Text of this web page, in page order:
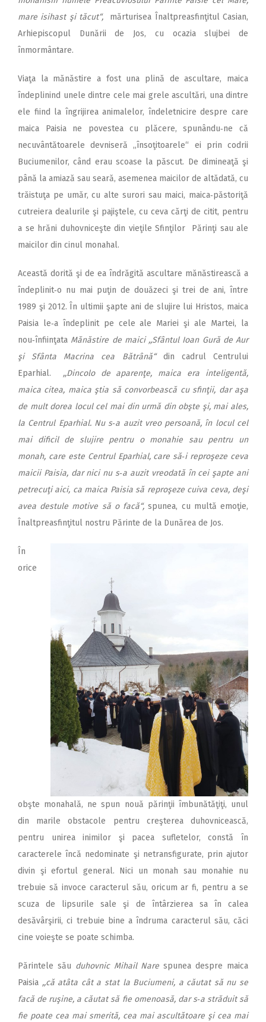
mare isihast şi tăcut“, mărturisea Înaltpreasfinţitul Ca­sian,
Arhi­episcopul Dunării de Jos, cu ocazia slujbei de
înmormântare.
Viaţa la mănăstire a fost una plină de ascultare, maica
îndeplinind unele dintre cele mai grele ascultări, una dintre
ele fiind la îngrijirea animalelor, îndeletnicire despre care
maica Paisia ne povestea cu plăcere, spunându‑ne că
necuvântătoarele devniseră ,,însoţitoarele“ ei prin codrii
Buciumenilor, când erau scoase la păscut. De dimineaţă şi
până la amiază sau seară, asemenea maicilor de altădată, cu
trăistuţa pe umăr, cu alte surori sau maici, maica‑păstoriţă
cutreiera dealurile şi pajiştele, cu ceva cărţi de citit, pentru
a se hrăni duhovniceşte din vieţile Sfinţilor Părinţi sau ale
maicilor din cinul monahal.
Această dorită şi de ea îndrăgită ascultare mănăstirească a
îndeplinit‑o nu mai puţin de douăzeci şi trei de ani, între
1989 şi 2012. În ultimii şapte ani de slujire lui Hristos, maica
Paisia le‑a îndeplinit pe cele ale Mariei şi ale Martei, la
nou‑înfiinţata Mănăstire de maici ,,Sfântul Ioan Gură de Aur
şi Sfânta Macrina cea Bătrână“ din cadrul Centrului
Eparhial. ,,Dincolo de aparenţe, maica era inteligentă,
maica citea, maica ştia să convorbească cu sfinţii, dar aşa
de mult dorea locul cel mai din urmă din obşte şi, mai ales,
la Centrul Eparhial. Nu s‑a auzit vreo persoană, în locul cel
mai dificil de slujire pentru o monahie sau pentru un
monah, care este Centrul Eparhial, care să‑i reproşeze ceva
maicii Paisia, dar nici nu s‑a auzit vreodată în cei şapte ani
petrecuţi aici, ca maica Paisia să reproşeze cuiva ceva, deşi
avea destule motive să o facă“,spunea, cu multă emoţie,
Înaltpreasfinţitul nostru Părinte de la Dunărea de Jos.
În
orice
obşte monahală, ne spun nouă părinţii îmbunătăţiţi, unul
din marile obstacole pentru creşterea duhovnicească,
pentru unirea inimilor şi pacea sufletelor, constă în
caracterele încă nedominate şi netransfigurate, prin ajutor
divin şi efortul general. Nici un monah sau monahie nu
trebuie să invoce caracterul său, oricum ar fi, pentru a se
scuza de lipsurile sale şi de întârzierea sa în calea
desăvârşirii, ci trebuie bine a îndruma caracterul său, căci
cine voieşte se poate schimba.
Părintele său duhovnic Mihail Nare spunea despre maica
Paisia ,,că atâta cât a stat la Buciumeni, a căutat să nu se
facă de ruşine, a căutat să fie omenoasă, dar s‑a străduit să
fie poate cea mai smerită, cea mai ascultătoare şi cea mai